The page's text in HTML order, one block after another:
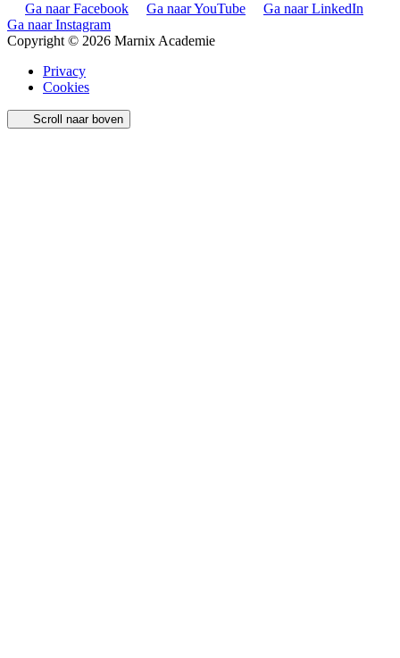
Ga naar Facebook Ga naar YouTube
Ga naar LinkedIn
Ga naar Instagram
Copyright © 2026 Marnix Academie
Privacy
Cookies
Scroll naar boven